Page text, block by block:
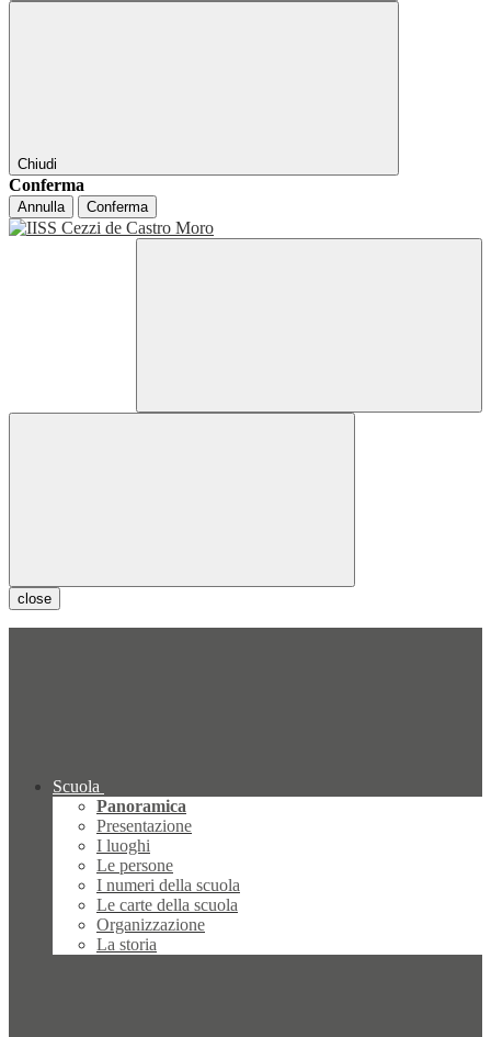
Chiudi
Conferma
Annulla Conferma
close
Scuola
Panoramica
Presentazione
I luoghi
Le persone
I numeri della scuola
Le carte della scuola
Organizzazione
La storia